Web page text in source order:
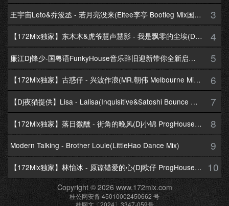
王宇宙Leto&乔浚丞 - 若月亮没来(Eltee李亭 Bootleg Mix国语合唱) 3
【172Mix独家】东木木&虎爷慧声慧影 - 我是飘零的尘埃(Dj十三 Melbourne Mix国语男) 4
廉江Dj锋少-国粤语FunkyHouse音乐辞旧迎新带你全新启航跨年专辑172Mix串烧 5
【172Mix独家】古惑仔 - 兴波作浪(MR.朝伟 Melbourne Mix粤语男) 6
【Dj夜猫提供】Lisa - Lalisa(Inquisitive&Satoshi Bounce Mix) 7
【172Mix独家】落日微醺 - 街角的晚风(Dj小锦 ProgHouse Mix粤语女) 8
Modern Talking - Brother Louie(LittleHao Dance Mix) 9
【172Mix独家】林怡冰 - 原谅错爱的心(Dj欧仔 ProgHouse Mix粤语女) 10
Copyright © 2026 www.172mix.com
桂公网安备 45010002450662 号
桂网文〔2024〕3347-059号